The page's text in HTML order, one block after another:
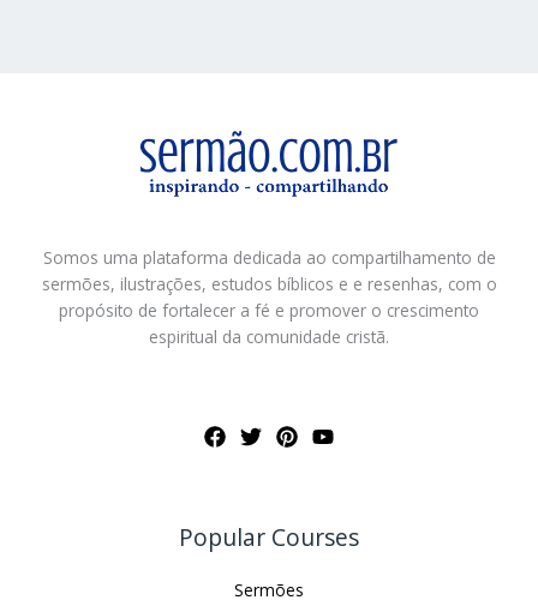
Somos uma plataforma dedicada ao compartilhamento de
sermões, ilustrações, estudos bíblicos e e resenhas, com o
propósito de fortalecer a fé e promover o crescimento
espiritual da comunidade cristã.
Popular Courses
Sermões